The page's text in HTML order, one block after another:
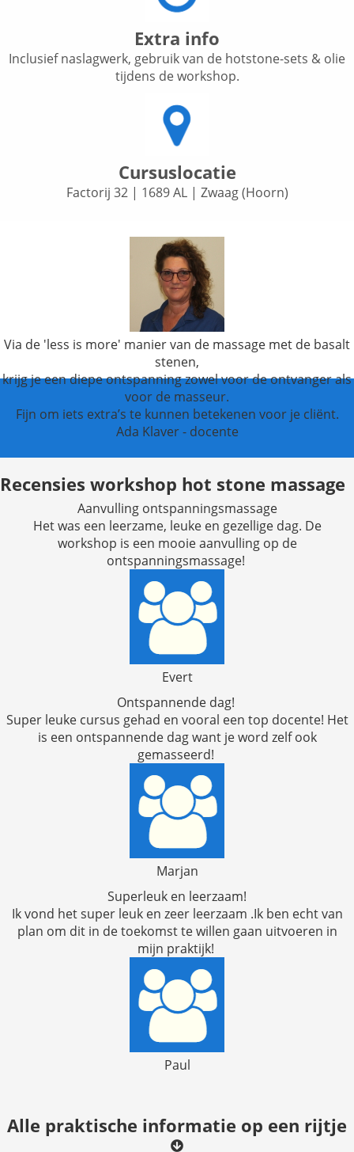
Extra info
Inclusief naslagwerk, gebruik van de hotstone-sets & olie
tijdens de workshop.
Cursuslocatie
Factorij 32 | 1689 AL | Zwaag (Hoorn)
Via de 'less is more' manier van de massage met de basalt
stenen,
krijg je een diepe ontspanning zowel voor de ontvanger als
voor de masseur.
Fijn om iets extra’s te kunnen betekenen voor je cliënt.
Ada Klaver - docente
Recensies workshop hot stone massage
Aanvulling ontspanningsmassage
Het was een leerzame, leuke en gezellige dag. De
workshop is een mooie aanvulling op de
ontspanningsmassage!
Evert
Ontspannende dag!
Super leuke cursus gehad en vooral een top docente! Het
is een ontspannende dag want je word zelf ook
gemasseerd!
Marjan
Superleuk en leerzaam!
Ik vond het super leuk en zeer leerzaam .Ik ben echt van
plan om dit in de toekomst te willen gaan uitvoeren in
mijn praktijk!
Paul
Alle praktische informatie op een rijtje